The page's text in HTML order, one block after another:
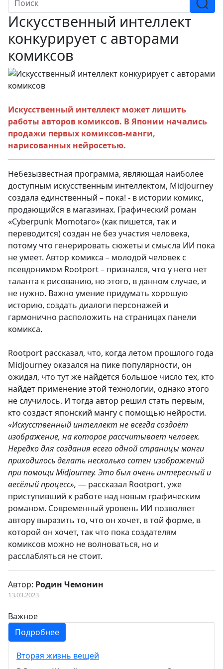
Искусственный интеллект
конкурирует с авторами
комиксов
Искусственный интеллект может лишить
работы авторов комиксов. В Японии начались
продажи первых комиксов-манги,
нарисованных нейросетью.
Небезызвестная программа, являющая наиболее
доступным искусственным интеллектом, Midjourney
создала единственный – пока! - в истории комикс,
продающийся в магазинах. Графический роман
«Cyberpunk Momotaro» (как пишется, так и
переводится) создан не без участия человека,
потому что генерировать сюжеты и смысла ИИ пока
не умеет. Автор комикса – молодой человек с
псевдонимом Rootport – признался, что у него нет
таланта к рисованию, но этого, в данном случае, и
не нужно. Важно умение придумать хорошую
историю, создать диалоги персонажей и
гармонично расположить на страницах панели
комикса.
Rootport рассказал, что, когда летом прошлого года
Midjourney оказался на пике популярности, он
ожидал, что тут же найдётся большое число тех, кто
найдёт применение этой технологии, однако этого
не случилось. И тогда автор решил стать первым,
кто создаст японский мангу с помощью нейрости.
«Искусственный интеллект не всегда создаёт
изображение, на которое рассчитывает человек.
Нередко для создания всего одной страницы манги
приходилось делать несколько сотен изображений
при помощи Midjourney. Это был очень интересный и
весёлый процесс», — рассказал Rootport, уже
приступивший к работе над новым графическим
романом. Современный уровень ИИ позволяет
автору выразить то, что он хочет, в той форме, в
которой он хочет, так что пока создателям
комиксов можно не волноваться, но и
расслабляться не стоит.
Автор: Родин Чемонин
13.03.2023
Важное
Подробнее
Вторая жизнь вещей